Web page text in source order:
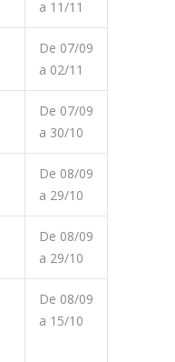
a 11/11
De 07/09
a 02/11
De 07/09
a 30/10
De 08/09
a 29/10
De 08/09
a 29/10
De 08/09
a 15/10